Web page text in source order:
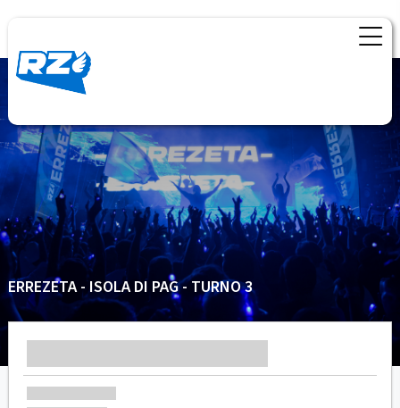
ERREZETA - ISOLA DI PAG - TURNO 3